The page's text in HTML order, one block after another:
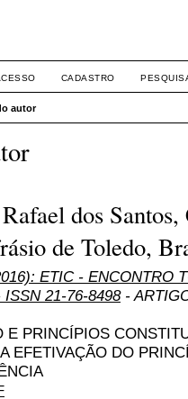
CADASTRO
autor
dos
de Toledo,
ETIC - ENCONTRO
ISSN 21-76-8498-
E PRINCÍPIOS
EFETIVAÇÃO DO